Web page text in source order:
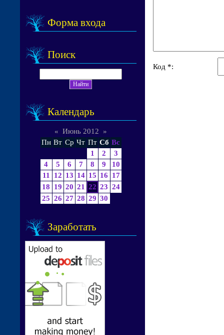
Форма входа
Поиск
Календарь
« Июнь 2012
»
Пн Вт Ср Чт Пт Сб Вс
1
2
3
4
5 6 7 8 9
10
11
12 13 14 15 16
17
18
19 20 21 22 23 24
25 26 27 28 29 30
Заработать
Код *: